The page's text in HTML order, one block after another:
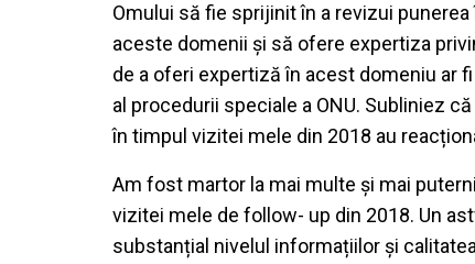
Omului să fie sprijinit în a revizui
aceste domenii și să ofere expertiza
de a oferi expertiză în acest domeniu ar
al procedurii speciale a ONU. Subliniez
în timpul vizitei mele din 2018 au
Am fost martor la mai multe și mai
vizitei mele de follow- up din 2018. Un
substanțial nivelul informațiilor și